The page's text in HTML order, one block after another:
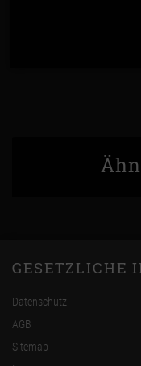
GESETZLICHE
Datenschutz
AGB
Sitemap